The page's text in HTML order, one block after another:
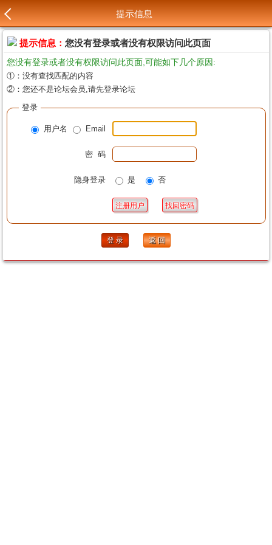
提示信息
提示信息： 您没有登录或者没有权限访问此页面
您没有登录或者没有权限访问此页面,可能如下几个原因:
①：没有查找匹配的内容
②：您还不是论坛会员,请先登录论坛
登录
用户名 Email
密 码
隐身登录 是 否